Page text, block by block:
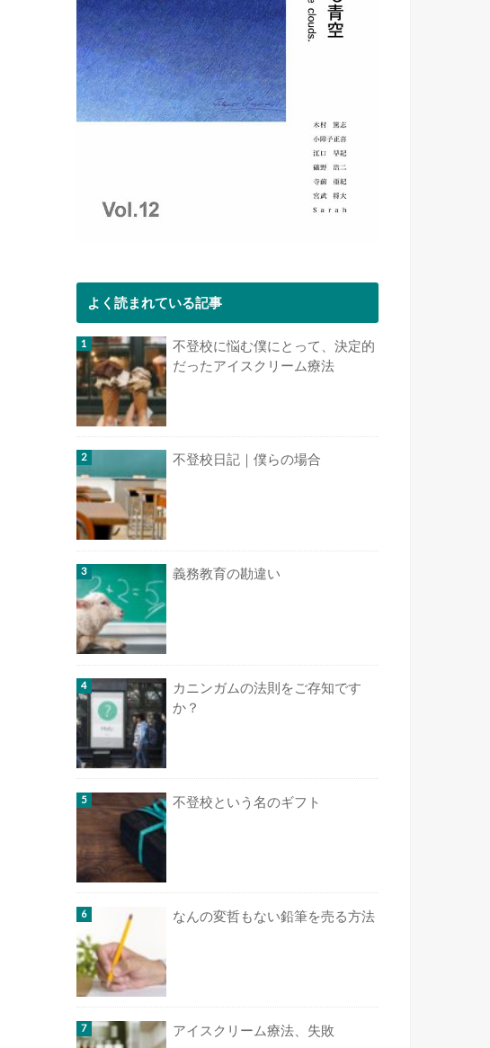
よく読まれている記事
不登校に悩む僕にとって、決定的
だったアイスクリーム療法
不登校日記｜僕らの場合
義務教育の勘違い
カニンガムの法則をご存知です
か？
不登校という名のギフト
なんの変哲もない鉛筆を売る方法
アイスクリーム療法、失敗